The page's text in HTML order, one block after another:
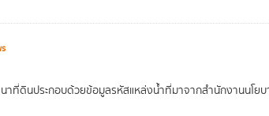
ดินประกอบด้วยข้อมูลรหัสแหล่งน้ำที่มาจากสำนักงานนโยบ